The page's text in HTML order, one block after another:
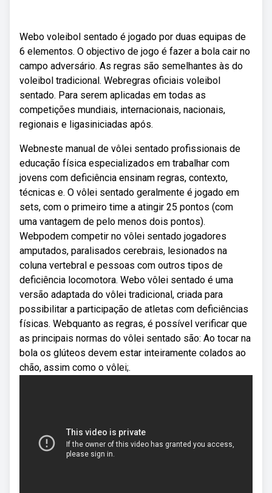
Webo voleibol sentado é jogado por duas equipas de
6 elementos. O objectivo de jogo é fazer a bola cair no
campo adversário. As regras são semelhantes às do
voleibol tradicional. Webregras oficiais voleibol
sentado. Para serem aplicadas em todas as
competições mundiais, internacionais, nacionais,
regionais e ligasiniciadas após.
Webneste manual de vôlei sentado profissionais de
educação física especializados em trabalhar com
jovens com deficiência ensinam regras, contexto,
técnicas e. O vôlei sentado geralmente é jogado em
sets, com o primeiro time a atingir 25 pontos (com
uma vantagem de pelo menos dois pontos).
Webpodem competir no vôlei sentado jogadores
amputados, paralisados cerebrais, lesionados na
coluna vertebral e pessoas com outros tipos de
deficiência locomotora. Webo vôlei sentado é uma
versão adaptada do vôlei tradicional, criada para
possibilitar a participação de atletas com deficiências
físicas. Webquanto as regras, é possível verificar que
as principais normas do vôlei sentado são: Ao tocar na
bola os glúteos devem estar inteiramente colados ao
chão, assim como o vôlei;.